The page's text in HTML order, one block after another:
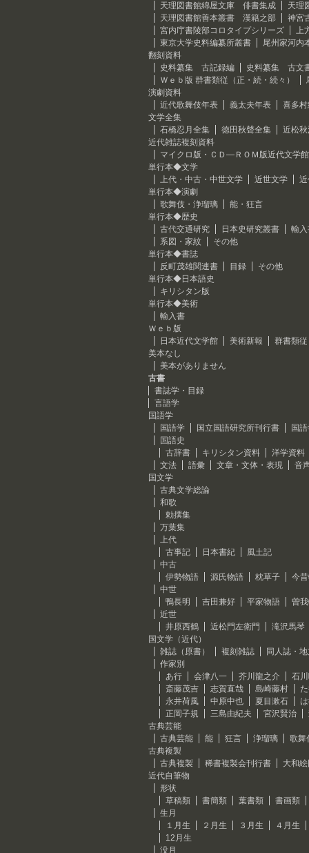
天理図書館綿屋文庫 俳書集成
天理
天理図書館善本叢書 漢籍之部
神宮
宮内庁書陵部コロタイプシリーズ
上
東京大学史料編纂所叢書
尾州家河内
翻刻資料
史料纂集 古記録編
史料纂集 古文
Ｗｅｂ版 群書類従（正・続・続々）
演劇資料
近代歌舞伎年表
義太夫年表
喜多
文学全集
石橋忍月全集
徳田秋聲全集
近松
近代雑誌複刻資料
マイクロ版・ＣＤ―ＲＯＭ版近代文学館
単行本◆文学
上代・中古・中世文学
近世文学
単行本◆演劇
歌舞伎・浄瑠璃
能・狂言
単行本◆歴史
古代交通研究
日本史研究叢書
輸
系図・家紋
その他
単行本◆書誌
反町茂雄関連書
目録
その他
単行本◆日本語史
キリシタン版
単行本◆美術
輸入書
Ｗｅｂ版
日本近代文学館
美術新報
群書類
美本なし
美本がありません
古書
書誌学・目録
言語学
国語学
国語学
国立国語研究所刊行書
国
国語史
古辞書
キリシタン資料
洋学資料
文法
語彙 文章・文体・表現
音
国文学
古典文学総論
和歌
勅撰集
万葉集
上代
古事記
日本書紀
風土記
中古
伊勢物語
源氏物語 枕草子
今
中世
鴨長明
吉田兼好 平家物語
曽
近世
井原西鶴
近松門左衛門
滝沢馬琴
国文学（近代）
雑誌（原書）
複刻雑誌
同人誌・
作家別
あ行
会津八一 芥川龍之介
石
斎藤茂吉
志賀直哉 島崎藤村
永井荷風
中原中也 夏目漱石
正岡子規
三島由紀夫 宮沢賢治
古典芸能
古典芸能
能 狂言 浄瑠璃
歌舞
古典複製
古典複製
稀書複製会刊行書
大和
近代自筆物
形状
草稿類
書簡類 葉書類
書画類
生月
１月生
２月生 ３月生
４月生
12月生
没月